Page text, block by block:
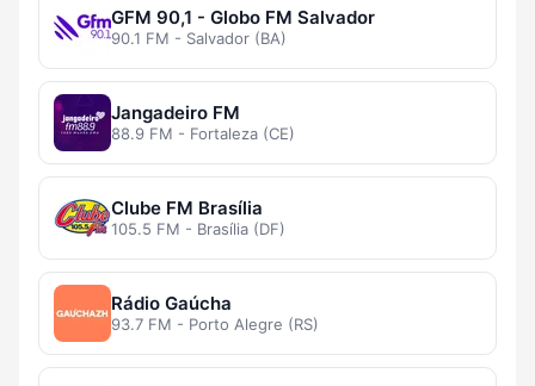
GFM 90,1 - Globo FM Salvador
90.1 FM - Salvador (BA)
Jangadeiro FM
88.9 FM - Fortaleza (CE)
Clube FM Brasília
105.5 FM - Brasília (DF)
Rádio Gaúcha
93.7 FM - Porto Alegre (RS)